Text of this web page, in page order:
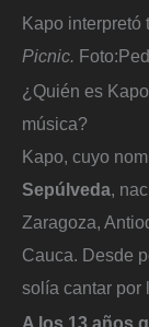
Kapo interpretó
Picnic. Foto:
¿Quién es
música?
Kapo, cuyo
Sepúlveda,
Zaragoza,
Cauca. Desde
solía cantar por
A los 13 años